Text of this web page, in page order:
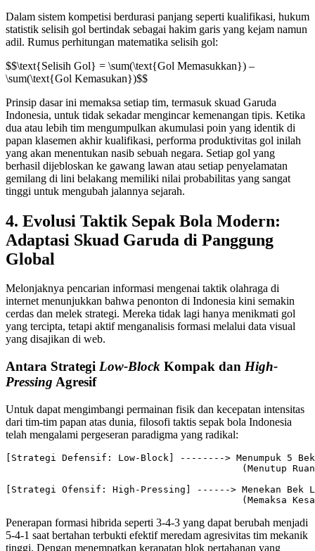
Dalam sistem kompetisi berdurasi panjang seperti kualifikasi, hukum
statistik selisih gol bertindak sebagai hakim garis yang kejam namun
adil. Rumus perhitungan matematika selisih gol:
$$\text{Selisih Gol} = \sum(\text{Gol Memasukkan}) –
\sum(\text{Gol Kemasukan})$$
Prinsip dasar ini memaksa setiap tim, termasuk skuad Garuda
Indonesia, untuk tidak sekadar mengincar kemenangan tipis. Ketika
dua atau lebih tim mengumpulkan akumulasi poin yang identik di
papan klasemen akhir kualifikasi, performa produktivitas gol inilah
yang akan menentukan nasib sebuah negara. Setiap gol yang
berhasil dijebloskan ke gawang lawan atau setiap penyelamatan
gemilang di lini belakang memiliki nilai probabilitas yang sangat
tinggi untuk mengubah jalannya sejarah.
4. Evolusi Taktik Sepak Bola Modern:
Adaptasi Skuad Garuda di Panggung
Global
Melonjaknya pencarian informasi mengenai taktik olahraga di
internet menunjukkan bahwa penonton di Indonesia kini semakin
cerdas dan melek strategi. Mereka tidak lagi hanya menikmati gol
yang tercipta, tetapi aktif menganalisis formasi melalui data visual
yang disajikan di web.
Antara Strategi Low-Block Kompak dan High-
Pressing Agresif
Untuk dapat mengimbangi permainan fisik dan kecepatan intensitas
dari tim-tim papan atas dunia, filosofi taktis sepak bola Indonesia
telah mengalami pergeseran paradigma yang radikal:
[Strategi Defensif: Low-Block] --------> Menumpuk 5
(Menutup
[Strategi Ofensif: High-Pressing] ------> Menekan Bek
Penerapan formasi hibrida seperti 3-4-3 yang dapat berubah menjadi
5-4-1 saat bertahan terbukti efektif meredam agresivitas tim mekanik
tinggi. Dengan menempatkan kerapatan blok pertahanan yang